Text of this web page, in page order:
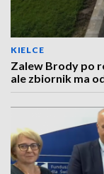
KIELCE
Zalew Brody po
ale zbiornik ma